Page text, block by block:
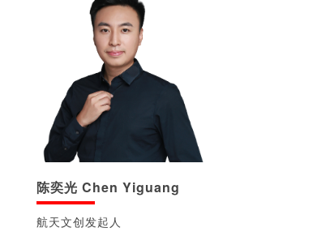
陈奕光 Chen Yiguang
航天文创发起人